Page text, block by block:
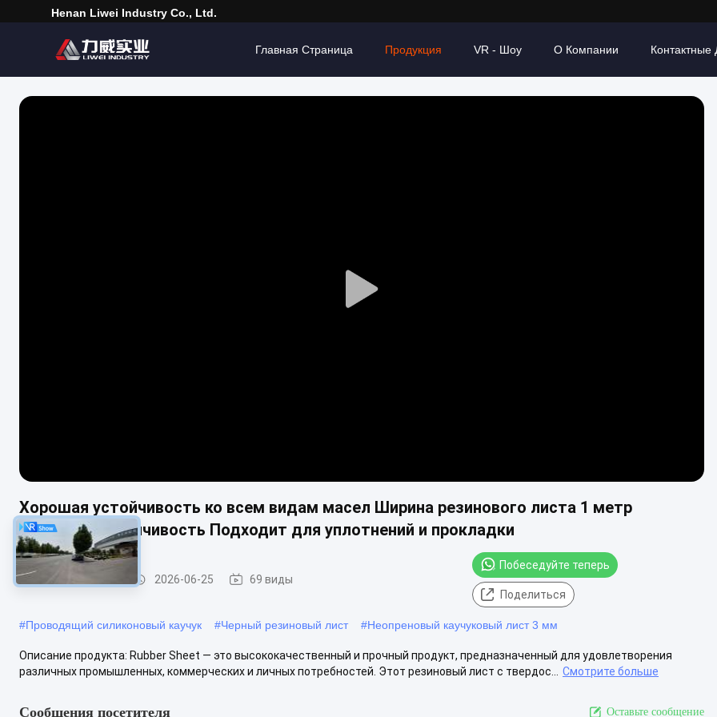
Henan Liwei Industry Co., Ltd.
Главная Страница Продукция VR - Шоу О Компании
Play
Хорошая устойчивость ко всем видам масел Ширина резинового листа 1 метр
Отличная устойчивость Подходит для уплотнений и прокладки
Лист из резины 2026-06-25 69 виды
Побеседуйте теперь
Поделиться
#Проводящий силиконовый каучук #Черный резиновый лист #Неопреновый каучуковый лист 3 мм
Описание продукта: Rubber Sheet — это высококачественный и прочный продукт, предназначенный для удовлетворения
различных промышленных, коммерческих и личных потребностей. Этот резиновый лист с твердос...
Смотрите больше
Сообщения посетителя Оставьте сообщение